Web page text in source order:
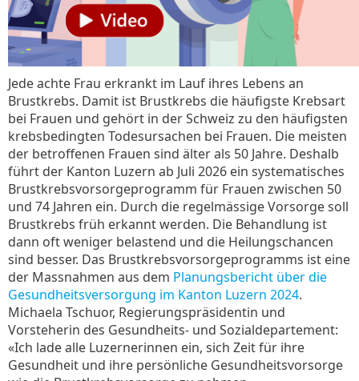
Jede achte Frau erkrankt im Lauf ihres Lebens an
Brustkrebs. Damit ist Brustkrebs die häufigste Krebsart
bei Frauen und gehört in der Schweiz zu den häufigsten
krebsbedingten Todesursachen bei Frauen. Die meisten
der betroffenen Frauen sind älter als 50 Jahre. Deshalb
führt der Kanton Luzern ab Juli 2026 ein systematisches
Brustkrebsvorsorgeprogramm für Frauen zwischen 50
und 74 Jahren ein. Durch die regelmässige Vorsorge soll
Brustkrebs früh erkannt werden. Die Behandlung ist
dann oft weniger belastend und die Heilungschancen
sind besser. Das Brustkrebsvorsorgeprogramms ist eine
der Massnahmen aus dem Planungsbericht über die
Gesundheitsversorgung im Kanton Luzern 2024.
Michaela Tschuor, Regierungspräsidentin und
Vorsteherin des Gesundheits- und Sozialdepartement:
«Ich lade alle Luzernerinnen ein, sich Zeit für ihre
Gesundheit und ihre persönliche Gesundheitsvorsorge